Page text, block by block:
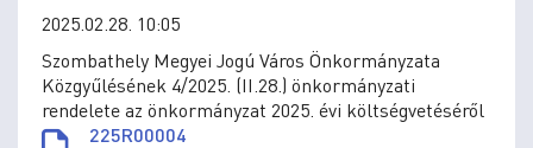
2025.02.28. 10:05
Szombathely Megyei Jogú Város Önkormányzata
Közgyűlésének 4/2025. (II.28.) önkormányzati
rendelete az önkormányzat 2025. évi költségvetéséről
225R00004